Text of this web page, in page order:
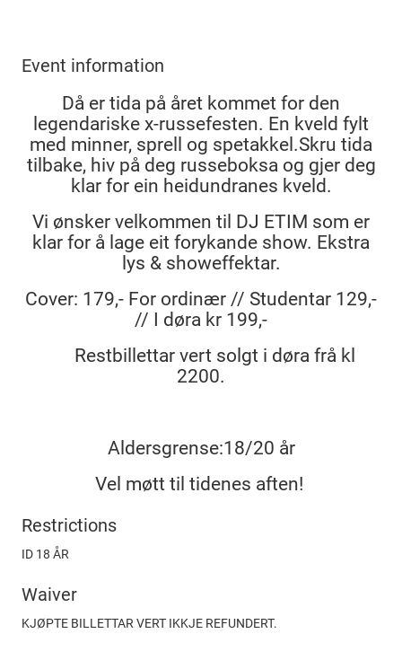
Event information
Då er tida på året kommet for den
legendariske x-russefesten. En kveld fylt
med minner, sprell og spetakkel.Skru tida
tilbake, hiv på deg russeboksa og gjer deg
klar for ein heidundranes kveld.
Vi ønsker velkommen til DJ ETIM som er
klar for å lage eit forykande show. Ekstra
lys & showeffektar.
Cover: 179,- For ordinær // Studentar 129,-
// I døra kr 199,-
Restbillettar vert solgt i døra frå kl
2200.
Aldersgrense:18/20 år
Vel møtt til tidenes aften!
Restrictions
ID 18 ÅR
Waiver
KJØPTE BILLETTAR VERT IKKJE REFUNDERT.